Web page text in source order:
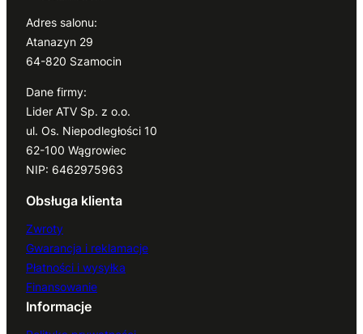
Adres salonu:
Atanazyn 29
64-820 Szamocin
Dane firmy:
Lider ATV Sp. z o.o.
ul. Os. Niepodległości 10
62-100 Wągrowiec
NIP: 6462975963
Obsługa klienta
Zwroty
Gwarancja i reklamacje
Płatności i wysyłka
Finansowanie
Informacje